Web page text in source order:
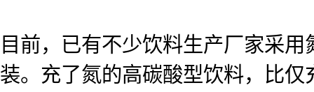
目前，已有不少饮料生产厂家采
装。充了氮的高碳酸型饮料，比